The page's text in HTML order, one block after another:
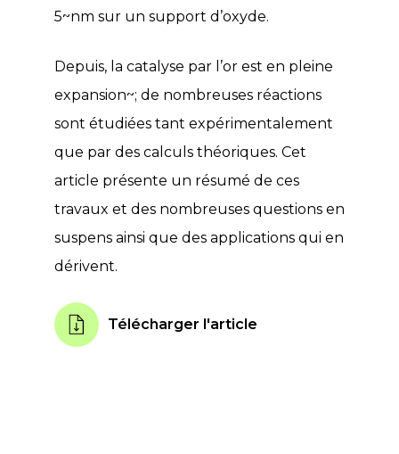
5~nm sur un support d’oxyde.
Depuis, la catalyse par l’or est en pleine
expansion~; de nombreuses réactions
sont étudiées tant expérimentalement
que par des calculs théoriques. Cet
article présente un résumé de ces
travaux et des nombreuses questions en
suspens ainsi que des applications qui en
dérivent.
Télécharger l'article